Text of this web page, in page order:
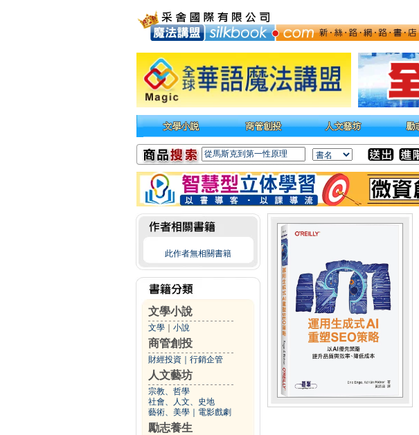
此作者無相關書籍
文學小說
文學 小說
商管創投
財經投資 行銷企管
人文藝坊
宗教、哲學
社會、人文、史地
藝術、美學
電影戲劇
勵志養生